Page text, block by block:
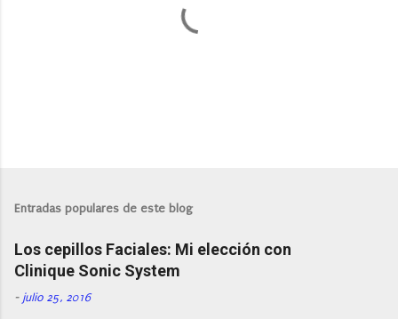
l
a
r
n
Entradas populares de este blog
Los cepillos Faciales: Mi elección con
Clinique Sonic System
- julio 25, 2016